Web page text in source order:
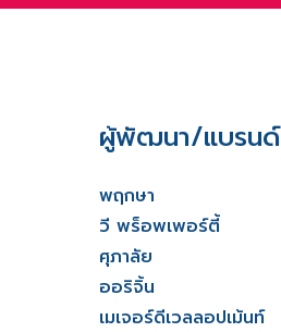
ผู้พัฒนา/แบรนด์
พฤกษา
วี พร็อพเพอร์ตี้
ศุภาลัย
ออริจิ้น
เมเจอร์ดีเวลลอปเม้นท์